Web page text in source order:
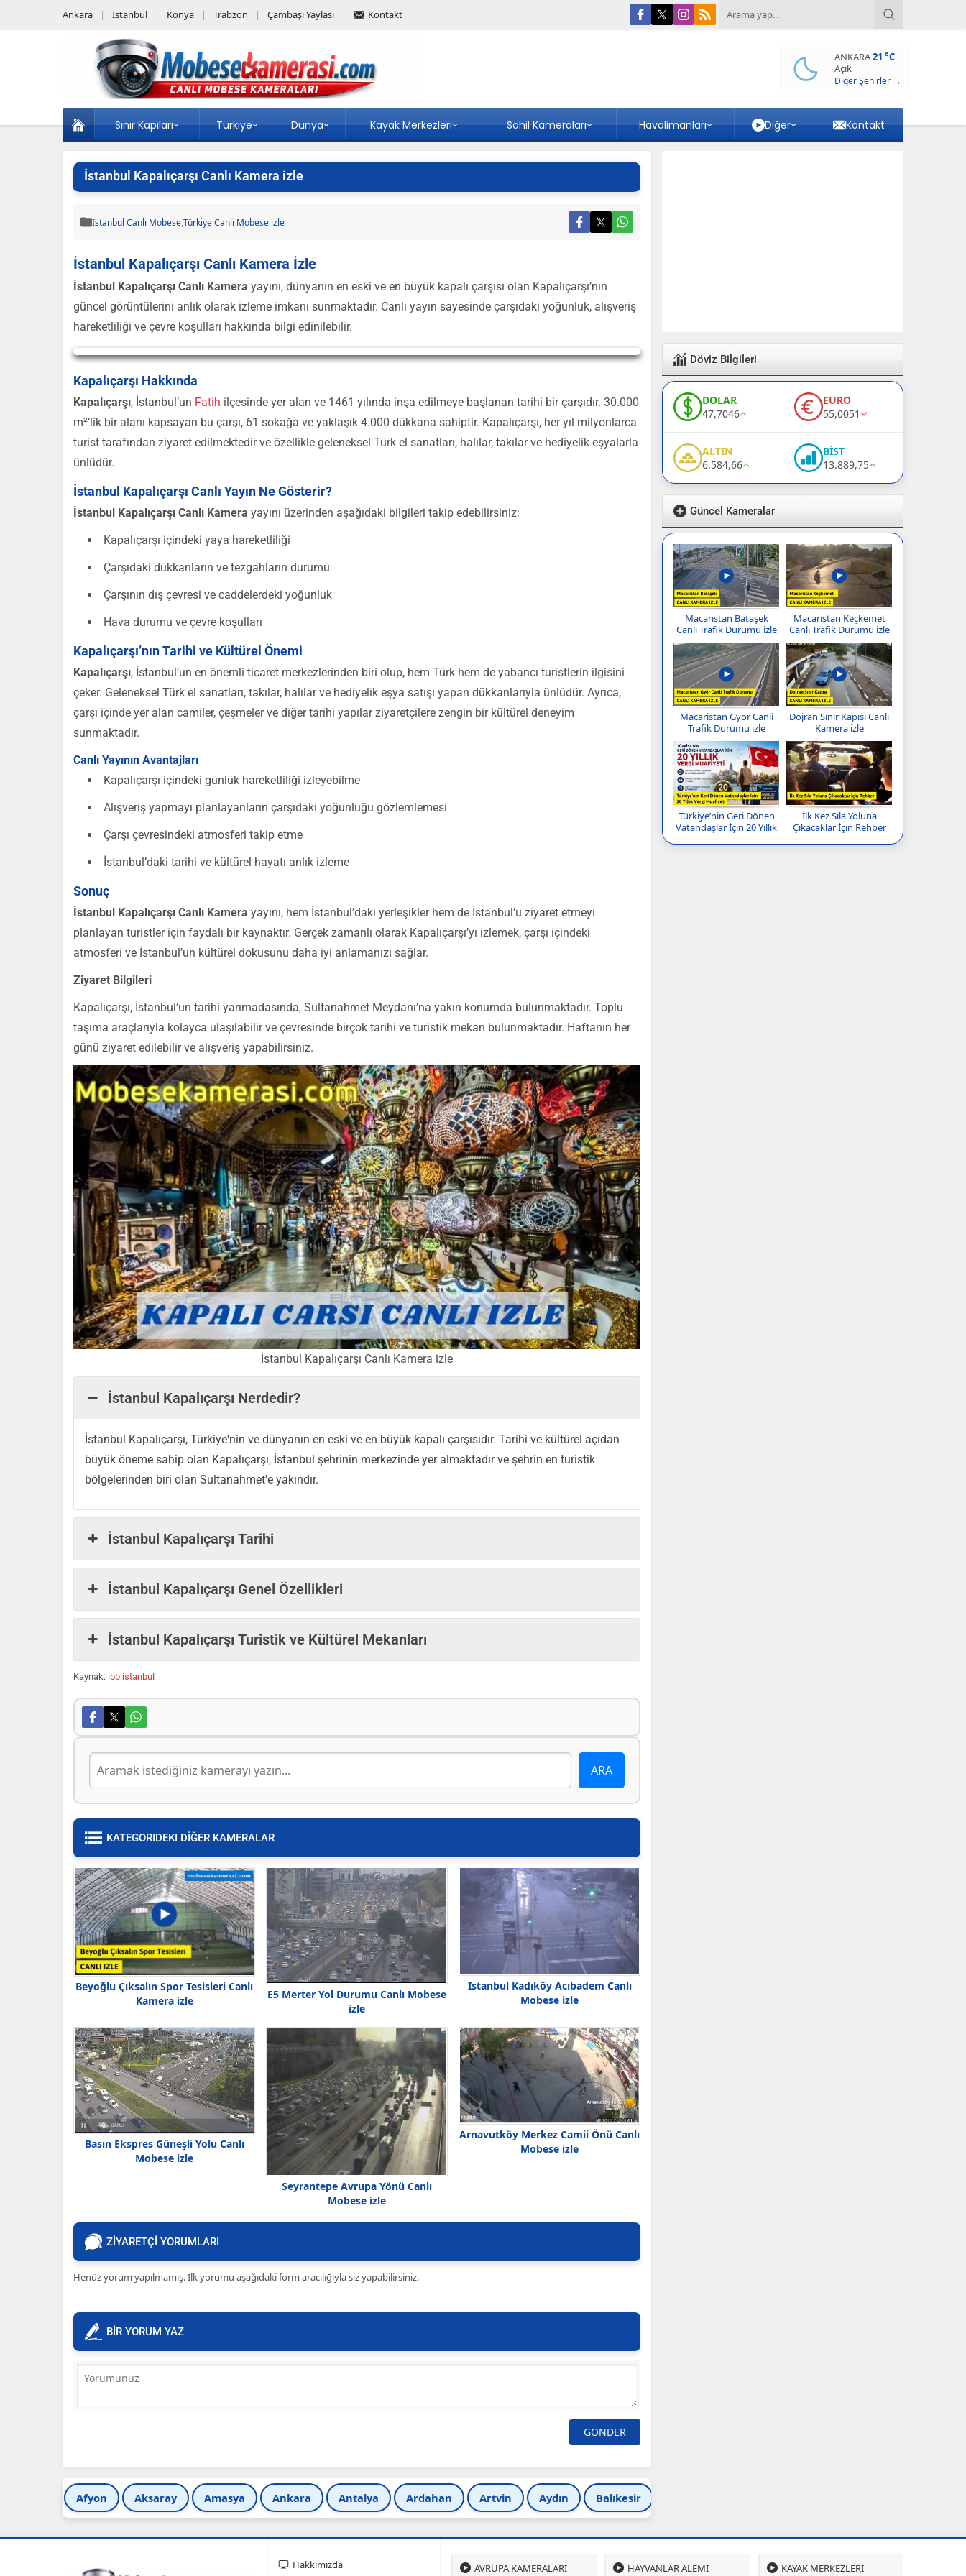
Ankara Istanbul Konya Trabzon Çambaşı Yaylası Kontakt
ANKARA21 °C
Açık
Diğer Şehirler →
Sınır Kapıları Türkiye Dünya Kayak Merkezleri Sahil Kameraları Havalimanları Diğer Kontakt
İstanbul Kapalıçarşı Canlı Kamera izle
Istanbul Canlı Mobese,Türkiye Canlı Mobese izle
İstanbul Kapalıçarşı Canlı Kamera İzle
İstanbul Kapalıçarşı Canlı Kamera yayını, dünyanın en eski ve en büyük kapalı çarşısı olan Kapalıçarşı’nın
güncel görüntülerini anlık olarak izleme imkanı sunmaktadır. Canlı yayın sayesinde çarşıdaki yoğunluk, alışveriş
hareketliliği ve çevre koşulları hakkında bilgi edinilebilir.
Yayın Yükleniyor...
Kapalıçarşı Hakkında
Kapalıçarşı, İstanbul’un Fatih ilçesinde yer alan ve 1461 yılında inşa edilmeye başlanan tarihi bir çarşıdır. 30.000
m²’lik bir alanı kapsayan bu çarşı, 61 sokağa ve yaklaşık 4.000 dükkana sahiptir. Kapalıçarşı, her yıl milyonlarca
turist tarafından ziyaret edilmektedir ve özellikle geleneksel Türk el sanatları, halılar, takılar ve hediyelik eşyalarla
ünlüdür.
İstanbul Kapalıçarşı Canlı Yayın Ne Gösterir?
İstanbul Kapalıçarşı Canlı Kamera yayını üzerinden aşağıdaki bilgileri takip edebilirsiniz:
Kapalıçarşı içindeki yaya hareketliliği
Çarşıdaki dükkanların ve tezgahların durumu
Çarşının dış çevresi ve caddelerdeki yoğunluk
Hava durumu ve çevre koşulları
Kapalıçarşı’nın Tarihi ve Kültürel Önemi
Kapalıçarşı, İstanbul’un en önemli ticaret merkezlerinden biri olup, hem Türk hem de yabancı turistlerin ilgisini
çeker. Geleneksel Türk el sanatları, takılar, halılar ve hediyelik eşya satışı yapan dükkanlarıyla ünlüdür. Ayrıca,
çarşı içinde yer alan camiler, çeşmeler ve diğer tarihi yapılar ziyaretçilere zengin bir kültürel deneyim
sunmaktadır.
Canlı Yayının Avantajları
Kapalıçarşı içindeki günlük hareketliliği izleyebilme
Alışveriş yapmayı planlayanların çarşıdaki yoğunluğu gözlemlemesi
Çarşı çevresindeki atmosferi takip etme
İstanbul’daki tarihi ve kültürel hayatı anlık izleme
Sonuç
İstanbul Kapalıçarşı Canlı Kamera yayını, hem İstanbul’daki yerleşikler hem de İstanbul’u ziyaret etmeyi
planlayan turistler için faydalı bir kaynaktır. Gerçek zamanlı olarak Kapalıçarşı’yı izlemek, çarşı içindeki
atmosferi ve İstanbul’un kültürel dokusunu daha iyi anlamanızı sağlar.
Ziyaret Bilgileri
Kapalıçarşı, İstanbul’un tarihi yarımadasında, Sultanahmet Meydanı’na yakın konumda bulunmaktadır. Toplu
taşıma araçlarıyla kolayca ulaşılabilir ve çevresinde birçok tarihi ve turistik mekan bulunmaktadır. Haftanın her
günü ziyaret edilebilir ve alışveriş yapabilirsiniz.
İstanbul Kapalıçarşı Canlı Kamera izle
İstanbul Kapalıçarşı Nerdedir?
İstanbul Kapalıçarşı, Türkiye'nin ve dünyanın en eski ve en büyük kapalı çarşısıdır. Tarihi ve kültürel açıdan
büyük öneme sahip olan Kapalıçarşı, İstanbul şehrinin merkezinde yer almaktadır ve şehrin en turistik
bölgelerinden biri olan Sultanahmet'e yakındır.
İstanbul Kapalıçarşı Tarihi
İstanbul Kapalıçarşı Genel Özellikleri
İstanbul Kapalıçarşı Turistik ve Kültürel Mekanları
Kaynak: ibb.istanbul
KATEGORIDEKI DİĞER KAMERALAR
Beyoğlu Çıksalın Spor Tesisleri Canlı
Kamera izle
E5 Merter Yol Durumu Canlı Mobese
izle
Istanbul Kadıköy Acıbadem Canlı
Mobese izle
Basın Ekspres Güneşli Yolu Canlı
Mobese izle
Seyrantepe Avrupa Yönü Canlı
Mobese izle
Arnavutköy Merkez Camii Önü Canlı
Mobese izle
ZİYARETÇİ YORUMLARI
Henüz yorum yapılmamış. İlk yorumu aşağıdaki form aracılığıyla siz yapabilirsiniz.
BİR YORUM YAZ
Afyon Aksaray Amasya Ankara Antalya Ardahan Artvin Aydın Balıkesir
Döviz Bilgileri
DOLAR
47,7046
EURO
55,0051
ALTIN
6.584,66
BİST
13.889,75
Güncel Kameralar
Macaristan Bataşek
Canlı Trafik Durumu izle
Macaristan Keçkemet
Canlı Trafik Durumu izle
Macaristan Györ Canli
Trafik Durumu izle
Dojran Sınır Kapısı Canlı
Kamera izle
Türkiye’nin Geri Dönen
Vatandaşlar İçin 20 Yıllık
İlk Kez Sıla Yoluna
Çıkacaklar İçin Rehber
Hakkımızda AVRUPA KAMERALARI HAYVANLAR ALEMI KAYAK MERKEZLERI